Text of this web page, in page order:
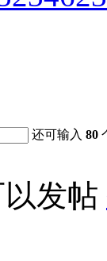
还可输入80
发帖